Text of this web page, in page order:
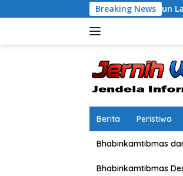
ke
Breaking News
Labuapi Turun Langsung Dampingi
Berita Peristiwa
Bhabinkamtibmas
Bhabinkamtibmas